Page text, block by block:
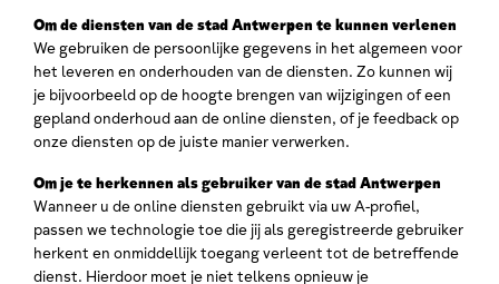
Om de diensten van de stad Antwerpen te kunnen verlenen
We gebruiken de persoonlijke gegevens in het algemeen voor
het leveren en onderhouden van de diensten. Zo kunnen wij
je bijvoorbeeld op de hoogte brengen van wijzigingen of een
gepland onderhoud aan de online diensten, of je feedback op
onze diensten op de juiste manier verwerken.
Om je te herkennen als gebruiker van de stad Antwerpen
Wanneer u de online diensten gebruikt via uw A-profiel,
passen we technologie toe die jij als geregistreerde gebruiker
herkent en onmiddellijk toegang verleent tot de betreffende
dienst. Hierdoor moet je niet telkens opnieuw je